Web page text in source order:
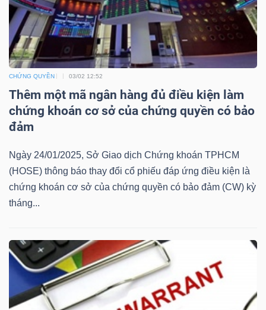
CHỨNG QUYỀN 03/02 12:52
Thêm một mã ngân hàng đủ điều kiện làm
chứng khoán cơ sở của chứng quyền có bảo
đảm
Ngày 24/01/2025, Sở Giao dịch Chứng khoán TPHCM
(HOSE) thông báo thay đổi cổ phiếu đáp ứng điều kiện là
chứng khoán cơ sở của chứng quyền có bảo đảm (CW) kỳ
tháng...
TIỆN
ÍCH
BẤT
ĐỘNG
SẢN
Mã
chứng
khoán
Lãnh
đạo
(-)